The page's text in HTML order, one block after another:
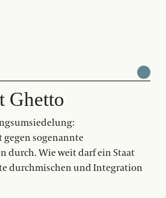
Ghetto
sogenannte
durch. Wie weit darf ein Staat
durchmischen und Integration